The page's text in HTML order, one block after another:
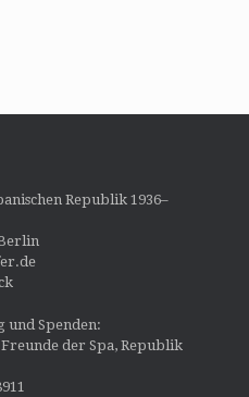
Republik 1936–
Spenden:
der Spa, Republik